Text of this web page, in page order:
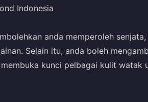
Indonesia
anda memperoleh
Selain itu, anda boleh
kunci pelbagai kulit watak